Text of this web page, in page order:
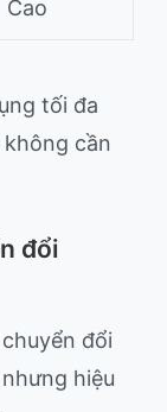
Cao
tối đa
cần
đổi
đổi
hiệu